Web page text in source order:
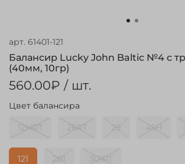
арт. 61401-121
Балансир Lucky John Baltic №4 с
(40мм, 10гр)
560.00₽ / шт.
Цвет балансира
12HRT 26RT 29 45H
121 201 301RT